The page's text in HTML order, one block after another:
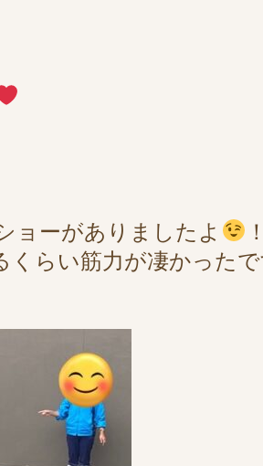
ョーがありましたよ
くらい筋力が凄かった